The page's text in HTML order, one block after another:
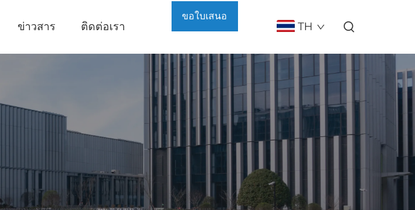
ข่าวสาร ติดต่อเรา
ขอใบเสนอ
TH